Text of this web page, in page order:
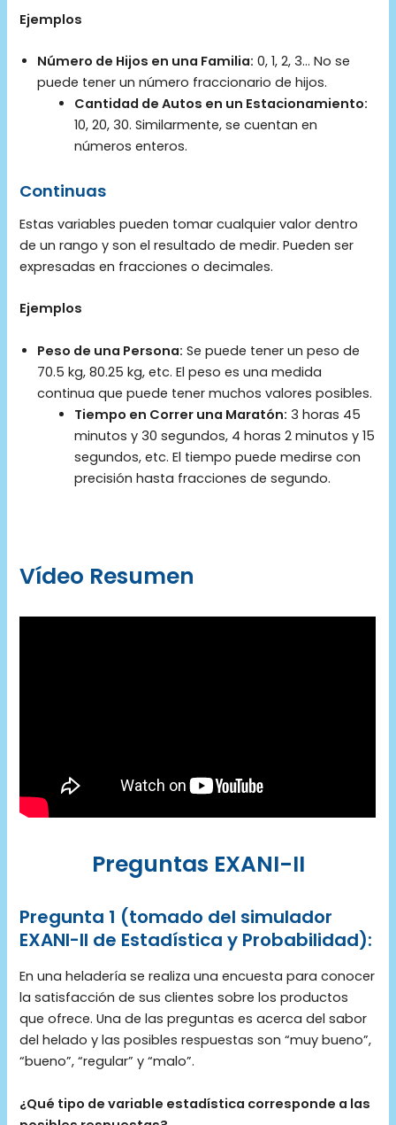
Ejemplos
Número de Hijos en una Familia: 0, 1, 2, 3… No se
puede tener un número fraccionario de hijos.
Cantidad de Autos en un Estacionamiento:
10, 20, 30. Similarmente, se cuentan en
números enteros.
Continuas
Estas variables pueden tomar cualquier valor dentro
de un rango y son el resultado de medir. Pueden ser
expresadas en fracciones o decimales.
Ejemplos
Peso de una Persona: Se puede tener un peso de
70.5 kg, 80.25 kg, etc. El peso es una medida
continua que puede tener muchos valores posibles.
Tiempo en Correr una Maratón: 3 horas 45
minutos y 30 segundos, 4 horas 2 minutos y 15
segundos, etc. El tiempo puede medirse con
precisión hasta fracciones de segundo.
Vídeo Resumen
Preguntas EXANI-II
Pregunta 1 (tomado del simulador
EXANI-II de Estadística y Probabilidad):
En una heladería se realiza una encuesta para conocer
la satisfacción de sus clientes sobre los productos
que ofrece. Una de las preguntas es acerca del sabor
del helado y las posibles respuestas son “muy bueno”,
“bueno”, “regular” y “malo”.
¿Qué tipo de variable estadística corresponde a las